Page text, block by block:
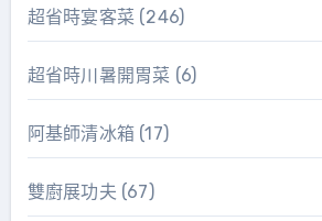
超省時宴客菜 (246)
超省時川暑開胃菜 (6)
阿基師清冰箱(17)
雙廚展功夫 (67)